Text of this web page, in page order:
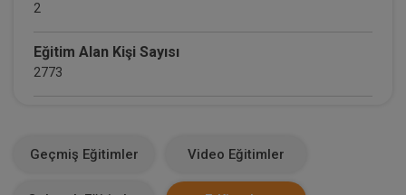
2
Eğitim Alan Kişi Sayısı
2773
Geçmiş Eğitimler Video Eğitimler